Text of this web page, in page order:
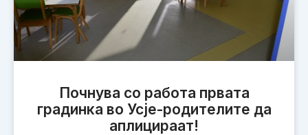
Почнува со работа првата
градинка во Усје-родителите да
аплицираат!